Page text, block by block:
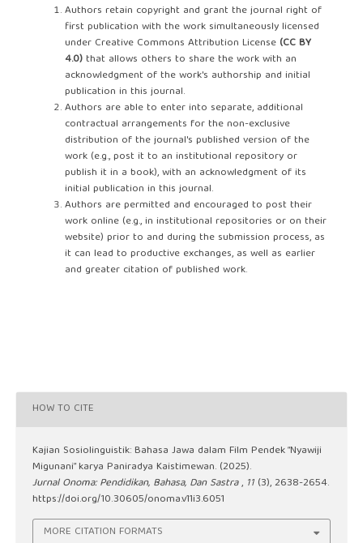
Authors retain copyright and grant the journal right of
first publication with the work simultaneously licensed
under Creative Commons Attribution License (CC BY
4.0)that allows others to share the work with an
acknowledgment of the work's authorship and initial
publication in this journal.
Authors are able to enter into separate, additional
contractual arrangements for the non-exclusive
distribution of the journal's published version of the
work (e.g., post it to an institutional repository or
publish it in a book), with an acknowledgment of its
initial publication in this journal.
Authors are permitted and encouraged to post their
work online (e.g., in institutional repositories or on their
website) prior to and during the submission process, as
it can lead to productive exchanges, as well as earlier
and greater citation of published work.
HOW TO CITE
Kajian Sosiolinguistik: Bahasa Jawa dalam Film Pendek “Nyawiji
Migunani” karya Paniradya Kaistimewan. (2025).
Jurnal Onoma: Pendidikan, Bahasa, Dan Sastra, 11 (3), 2638-2654.
https://doi.org/10.30605/onoma.v11i3.6051
MORE CITATION FORMATS